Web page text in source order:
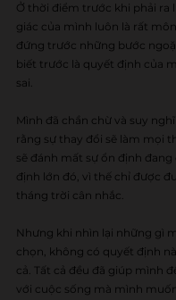
Ở thời điểm trước khi phải ra
giác của mình luôn là rất
đứng trước những bước
biết trước là quyết định của
sai.
Mình đã chần chừ và suy
rằng sự thay đổi sẽ làm mọi
sẽ đánh mất sự ổn định đang
định lớn đó, vì thế chỉ được
tháng trời cân nhắc.
Nhưng khi nhìn lại những gì
chọn, không có quyết định
cả. Tất cả đều đã giúp mình
với cuộc sống mà mình